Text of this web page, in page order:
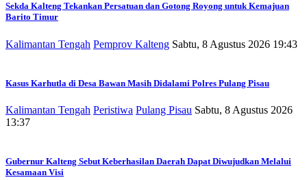
Sekda Kalteng Tekankan Persatuan dan Gotong Royong untuk Kemajuan
Barito Timur
Kalimantan Tengah Pemprov Kalteng Sabtu, 8 Agustus 2026 19:43
Kasus Karhutla di Desa Bawan Masih Didalami Polres Pulang Pisau
Kalimantan Tengah Peristiwa Pulang Pisau Sabtu, 8 Agustus 2026
13:37
Gubernur Kalteng Sebut Keberhasilan Daerah Dapat Diwujudkan Melalui
Kesamaan Visi